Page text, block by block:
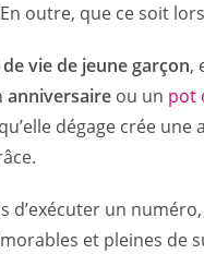
outre, que ce soit
vie de jeune garçon,
anniversaire ou un pot
dégage crée
d’exécuter un
et pleines de